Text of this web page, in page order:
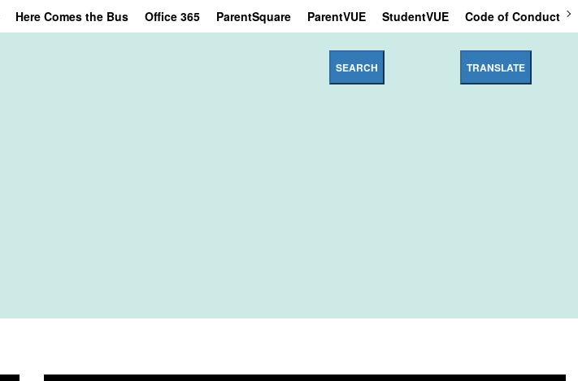
Here Comes the Bus Office 365 ParentSquare ParentVUE StudentVUE Code of Conduct
SEARCH TRANSLATE